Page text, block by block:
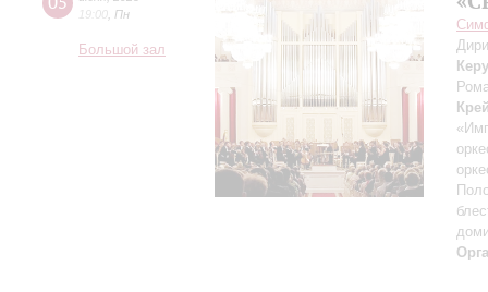
19:00 Пн
Большой зал